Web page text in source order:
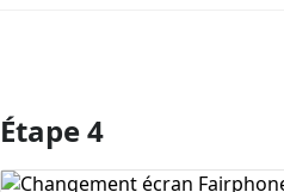
Ajouter un commentaire
Étape 4